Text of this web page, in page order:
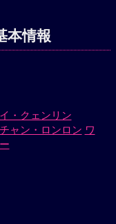
本情報
・クェンリン
チャン・ロンロン ワ